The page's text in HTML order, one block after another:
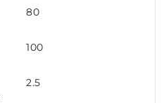
80
100
2.5